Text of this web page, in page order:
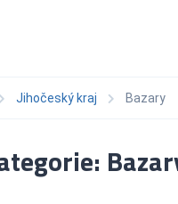
Jihočeský kraj Bazary